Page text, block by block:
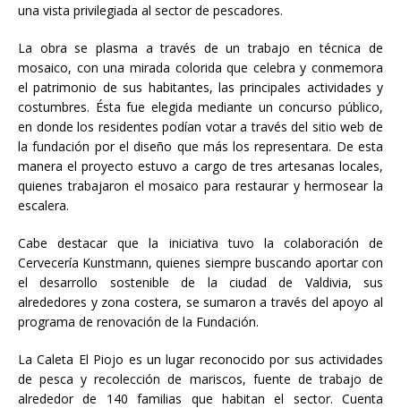
una vista privilegiada al sector de pescadores.
La obra se plasma a través de un trabajo en técnica de
mosaico, con una mirada colorida que celebra y conmemora
el patrimonio de sus habitantes, las principales actividades y
costumbres. Ésta fue elegida mediante un concurso público,
en donde los residentes podían votar a través del sitio web de
la fundación por el diseño que más los representara. De esta
manera el proyecto estuvo a cargo de tres artesanas locales,
quienes trabajaron el mosaico para restaurar y hermosear la
escalera.
Cabe destacar que la iniciativa tuvo la colaboración de
Cervecería Kunstmann, quienes siempre buscando aportar con
el desarrollo sostenible de la ciudad de Valdivia, sus
alrededores y zona costera, se sumaron a través del apoyo al
programa de renovación de la Fundación.
La Caleta El Piojo es un lugar reconocido por sus actividades
de pesca y recolección de mariscos, fuente de trabajo de
alrededor de 140 familias que habitan el sector. Cuenta